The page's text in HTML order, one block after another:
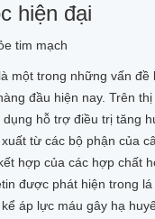
hiện đại
tim mạch
là một trong những vấn đề
đầu hiện nay. Trên
hỗ trợ điều trị tăng
từ các bộ phận của
hợp của các hợp chất
được phát hiện trong
áp lực máu gây hạ